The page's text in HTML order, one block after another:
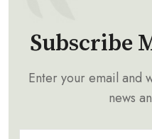
Subscribe
Enter your email and
news